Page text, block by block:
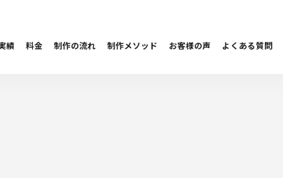
績 料金 制作の流れ 制作メソッド お客様の声 よくある質問